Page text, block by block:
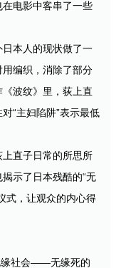
电影中客串了一些
本人的现状做了一
编织，消除了部分
波纹》里，荻上直
“主妇陷阱”表示最低
直子日常的所思所
示了日本残酷的“无
式，让观众的内心得
缘社会——无缘死的